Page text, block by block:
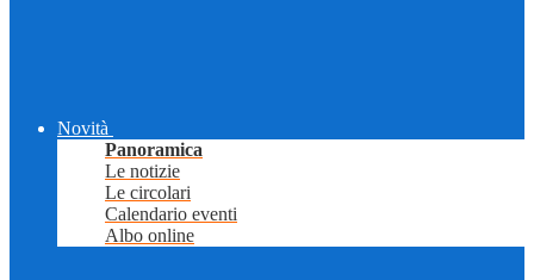
Novità
Panoramica
Le notizie
Le circolari
Calendario eventi
Albo online